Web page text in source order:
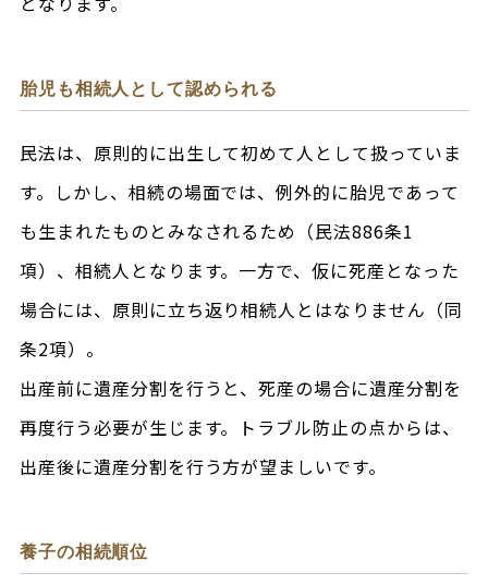
胎児も相続人として認められる
民法は、原則的に出生して初めて人として扱っていま
す。しかし、相続の場面では、例外的に胎児であって
も生まれたものとみなされるため（民法886条1
項）、相続人となります。一方で、仮に死産となった
場合には、原則に立ち返り相続人とはなりません（同
条2項）。
出産前に遺産分割を行うと、死産の場合に遺産分割を
再度行う必要が生じます。トラブル防止の点からは、
出産後に遺産分割を行う方が望ましいです。
養子の相続順位